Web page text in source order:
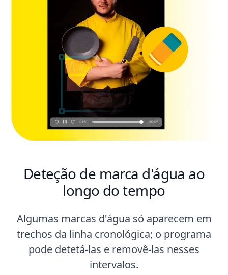
Deteção de marca d'água ao
longo do tempo
Algumas marcas d'água só aparecem em
trechos da linha cronológica; o programa
pode detetá-las e removê-las nesses
intervalos.